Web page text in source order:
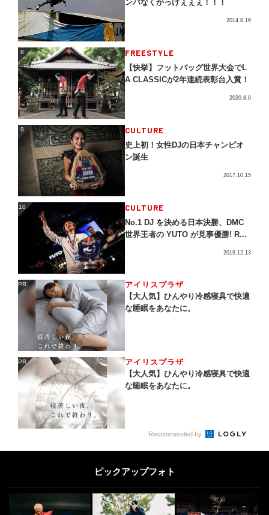
ンパなくかっけぇぇぇ！！！
2014.8.16
8 FREESTYLE
【快挙】フットバッグ世界大会でL
A CLASSICが2年連続表彰台入賞！
2020.8.6
9 CULTURE
史上初！女性DJの日本チャンピオ
ン誕生
2017.10.15
10 CULTURE
No.1 DJ を決める日本決勝、DMC
世界王者の YUTO が見事優勝! R...
2019.12.13
PR アイリスプラザ
【大人気】ひんやり冷感寝具で快適
な睡眠をあなたに。
PR アイリスプラザ
【大人気】ひんやり冷感寝具で快適
な睡眠をあなたに。
Recommended by
ピックアップフォト